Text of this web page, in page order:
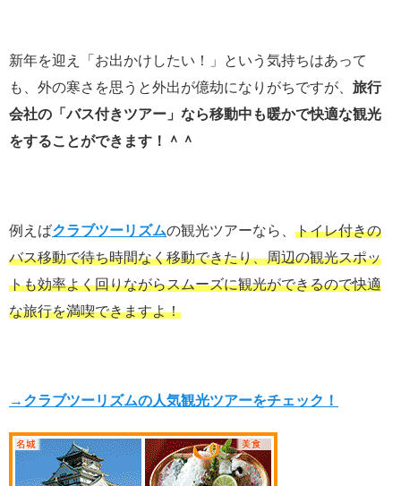
新年を迎え「お出かけしたい！」という気持ちはあって
も、外の寒さを思うと外出が億劫になりがちですが、 旅行
会社の「バス付きツアー」なら移動中も暖かで快適な観光
をすることができます！＾＾
例えばクラブツーリズムの観光ツアーなら、 トイレ付きの
バス移動で待ち時間なく移動できたり、周辺の観光スポッ
トも効率よく回りながらスムーズに観光ができるので快適
な旅行を満喫できますよ！
→クラブツーリズムの人気観光ツアーをチェック！